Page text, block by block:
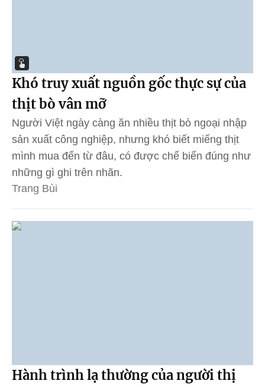
Khó truy xuất nguồn gốc thực sự của
thịt bò vân mỡ
Người Việt ngày càng ăn nhiều thịt bò ngoại nhập
sản xuất công nghiệp, nhưng khó biết miếng thịt
mình mua đến từ đâu, có được chế biến đúng như
những gì ghi trên nhãn.
Trang Bùi
Hành trình lạ thường của người thị